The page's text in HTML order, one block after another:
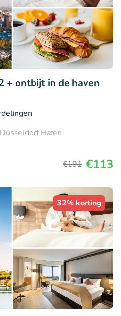
+ ontbijt in de haven
Hafen
€191 €113
32% korting